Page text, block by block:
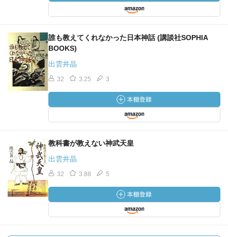
誰も教えてくれなかった日本神話 (講談社SOPHIA
BOOKS)
出雲井晶
32 3.25 3
教科書が教えない神武天皇
出雲井晶
32 3.88 5